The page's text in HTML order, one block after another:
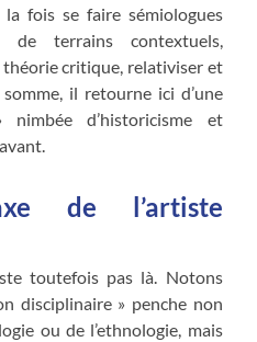
fois se faire sémiologues
de terrains contextuels,
critique, relativiser et
il retourne ici d’une
d’historicisme et
de l’artiste
toutefois pas là. Notons
disciplinaire » penche non
ou de l’ethnologie, mais